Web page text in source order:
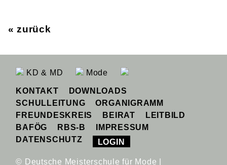
« zurück
KD & MD Mode
KONTAKT
DOWNLOADS
SCHULLEITUNG
ORGANIGRAMM
FREUNDESKREIS
BEIRAT
LEITBILD
BAFÖG
RBS-B
IMPRESSUM
DATENSCHUTZ
LOGIN
© Deutsche Meisterschule für Mode |